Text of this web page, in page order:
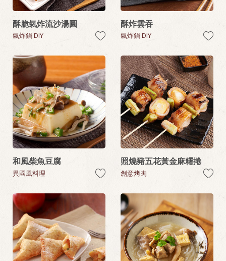
酥脆氣炸流沙湯圓
氣炸鍋 DIY
酥炸雲吞
氣炸鍋 DIY
和風柴魚豆腐
異國風料理
照燒豬五花黃金麻糬捲
創意烤肉